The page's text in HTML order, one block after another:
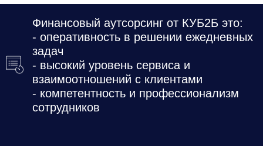
Финансовый аутсорсинг от КУБ2Б это:
- оперативность в решении ежедневных
задач
- высокий уровень сервиса и
взаимоотношений с клиентами
- компетентность и профессионализм
сотрудников